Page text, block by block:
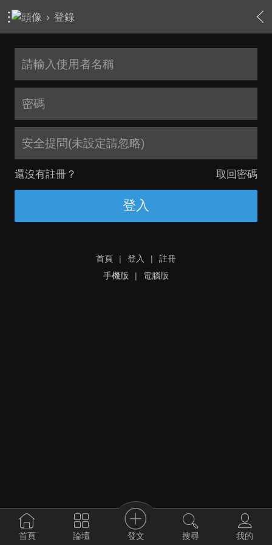
› 登錄
安全提問(未設定請忽略)
還沒有註冊？ 取回密碼
登入
首頁 | 登入 |
註冊
手機版
| 電腦版
首頁 論壇 發文 搜尋 我的